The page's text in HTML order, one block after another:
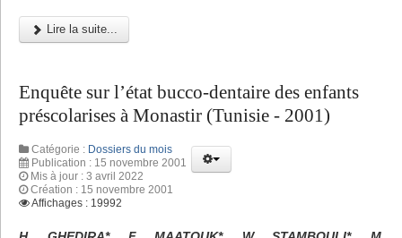
Lire la suite...
Enquête sur l’état bucco-dentaire des enfants
préscolarises à Monastir (Tunisie - 2001)
Catégorie : Dossiers du mois
Publication : 15 novembre 2001
Mis à jour : 3 avril 2022
Création : 15 novembre 2001
Affichages : 19992